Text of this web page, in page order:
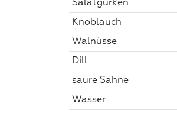
Salatgurken
Knoblauch
Walnüsse
Dill
saure Sahne
Wasser